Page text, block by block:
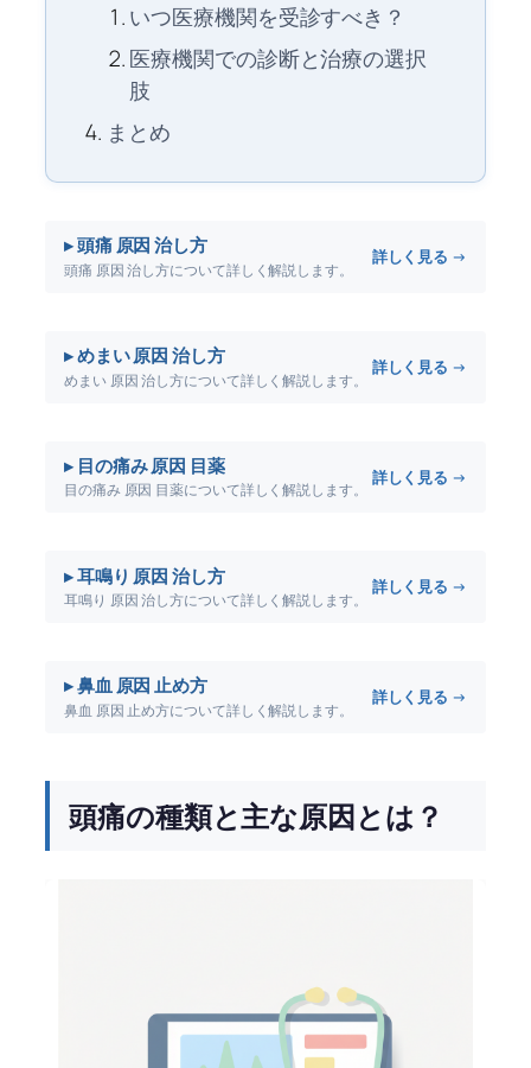
いつ医療機関を受診すべき？
医療機関での診断と治療の選択
肢
まとめ
▸ 頭痛 原因 治し方
頭痛 原因 治し方について詳しく解説します。
詳しく見る →
▸ めまい 原因 治し方
めまい 原因 治し方について詳しく解説します。
詳しく見る →
▸ 目の痛み 原因 目薬
目の痛み 原因 目薬について詳しく解説します。
詳しく見る →
▸ 耳鳴り 原因 治し方
耳鳴り 原因 治し方について詳しく解説します。
詳しく見る →
▸ 鼻血 原因 止め方
鼻血 原因 止め方について詳しく解説します。
詳しく見る →
頭痛の種類と主な原因とは？